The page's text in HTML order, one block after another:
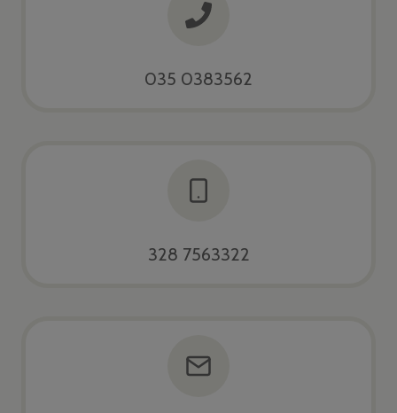
035 0383562
328 7563322